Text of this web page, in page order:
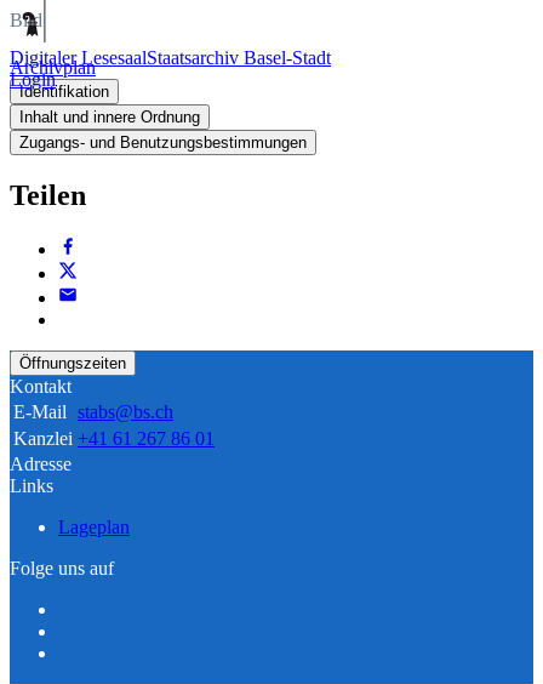
Digitaler LesesaalStaatsarchiv Basel-Stadt
Login
Bild
Archivplan
Identifikation
Inhalt und innere Ordnung
Zugangs- und Benutzungsbestimmungen
Teilen
Öffnungszeiten
Kontakt
E-Mail stabs@bs.ch
Kanzlei +41 61 267 86 01
Adresse
Links
Lageplan
Folge uns auf